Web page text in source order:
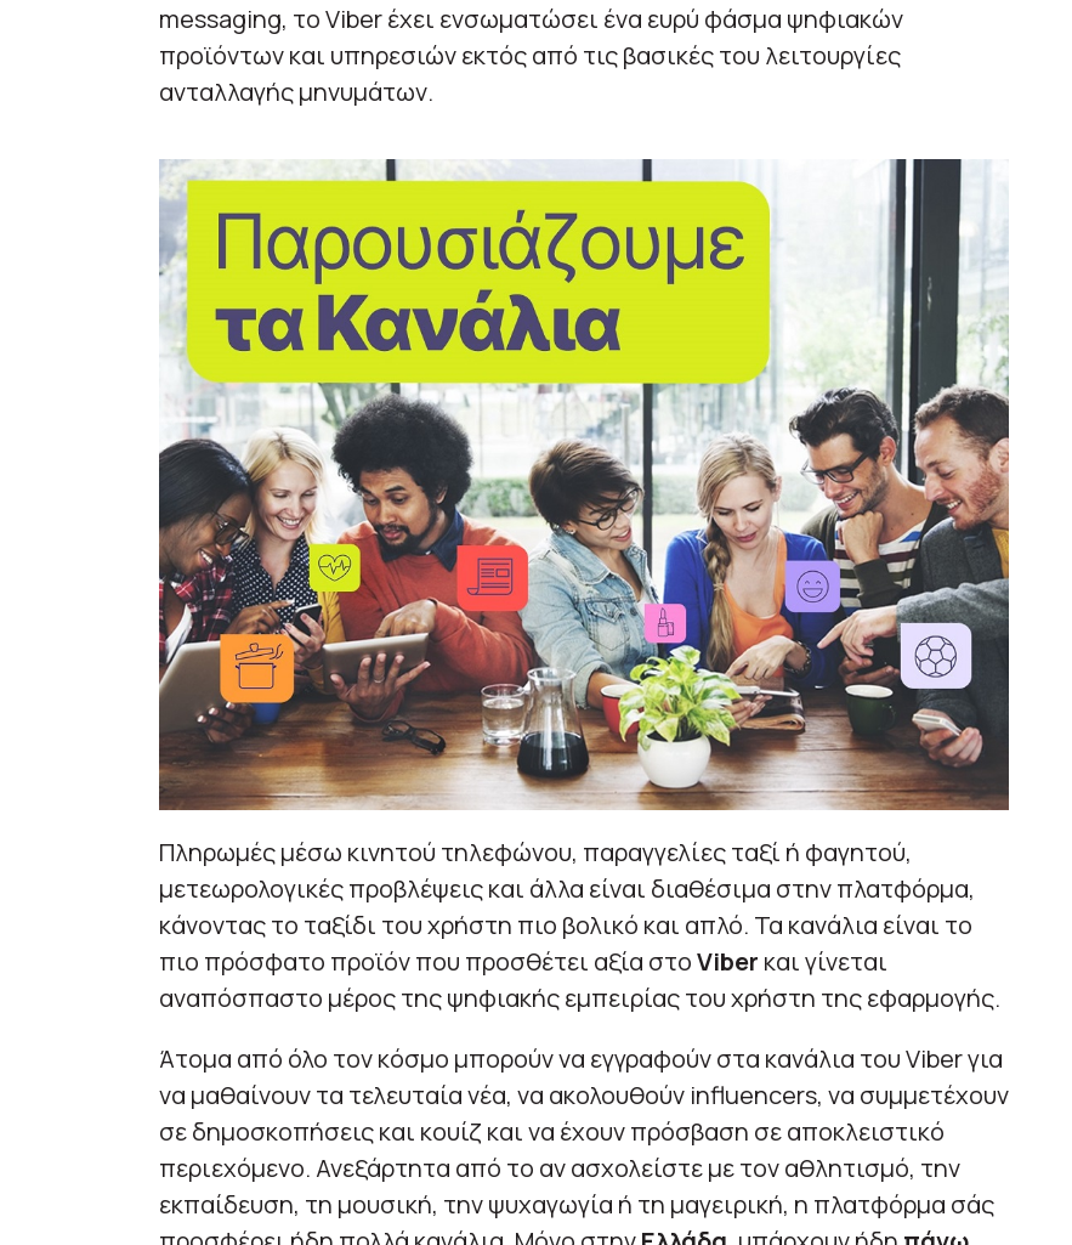
messaging, το Viber έχει ενσωματώσει ένα ευρύ φάσμα ψηφιακών
προϊόντων και υπηρεσιών εκτός από τις βασικές του λειτουργίες
ανταλλαγής μηνυμάτων.
Πληρωμές μέσω κινητού τηλεφώνου, παραγγελίες ταξί ή φαγητού,
μετεωρολογικές προβλέψεις και άλλα είναι διαθέσιμα στην πλατφόρμα,
κάνοντας το ταξίδι του χρήστη πιο βολικό και απλό. Τα κανάλια είναι το
πιο πρόσφατο προϊόν που προσθέτει αξία στοViber και γίνεται
αναπόσπαστο μέρος της ψηφιακής εμπειρίας του χρήστη της εφαρμογής.
Άτομα από όλο τον κόσμο μπορούν να εγγραφούν στα κανάλια του Viber για
να μαθαίνουν τα τελευταία νέα, να ακολουθούν influencers, να συμμετέχουν
σε δημοσκοπήσεις και κουίζ και να έχουν πρόσβαση σε αποκλειστικό
περιεχόμενο. Ανεξάρτητα από το αν ασχολείστε με τον αθλητισμό, την
εκπαίδευση, τη μουσική, την ψυχαγωγία ή τη μαγειρική, η πλατφόρμα σάς